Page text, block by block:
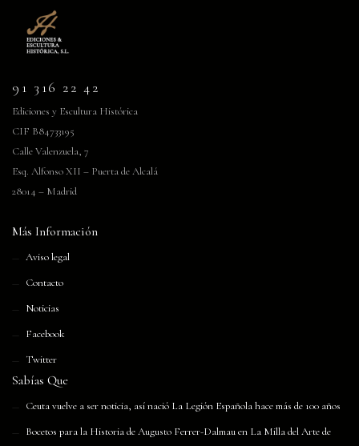
91 316 22 42
Ediciones y Escultura Histórica
CIF B84733195
Calle Valenzuela, 7
Esq. Alfonso XII – Puerta de Alcalá
28014 – Madrid
Más Información
Aviso legal
Contacto
Noticias
Facebook
Twitter
Sabías Que
Ceuta vuelve a ser noticia, así nació La Legión Española hace más de 100 años
Bocetos para la Historia de Augusto Ferrer-Dalmau en La Milla del Arte de